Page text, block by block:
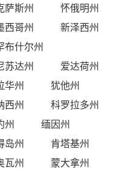
萨斯州
怀俄明州
西哥州
新泽西州
布什尔州
苏达州
爱达荷州
华州
犹他州
西州
科罗拉多州
州
缅因州
岛州
肯塔基州
瓦州
蒙大拿州